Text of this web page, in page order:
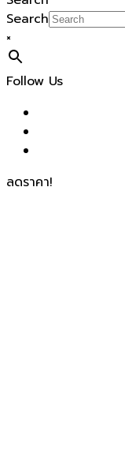
Search
×
Follow Us
ลดราคา!